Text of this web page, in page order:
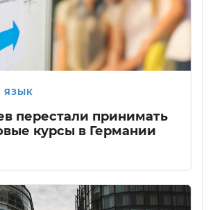
ЯЗЫК
перестали принимать
курсы в Германии